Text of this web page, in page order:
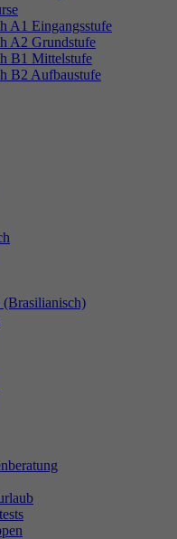
A1 Eingangsstufe
A2 Grundstufe
B1 Mittelstufe
B2 Aufbaustufe
(Brasilianisch)